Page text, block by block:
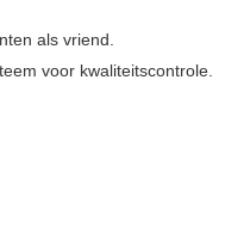
als vriend.
voor kwaliteitscontrole.